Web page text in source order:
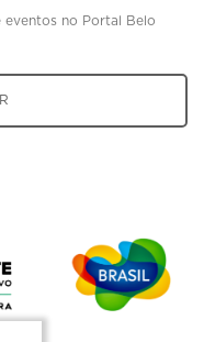
eventos no Portal Belo